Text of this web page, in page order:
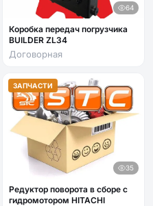
64
Коробка передач погрузчика
BUILDER ZL34
Договорная
ЗАПЧАСТИ
35
Редуктор поворота в сборе с
гидромотором HITACHI